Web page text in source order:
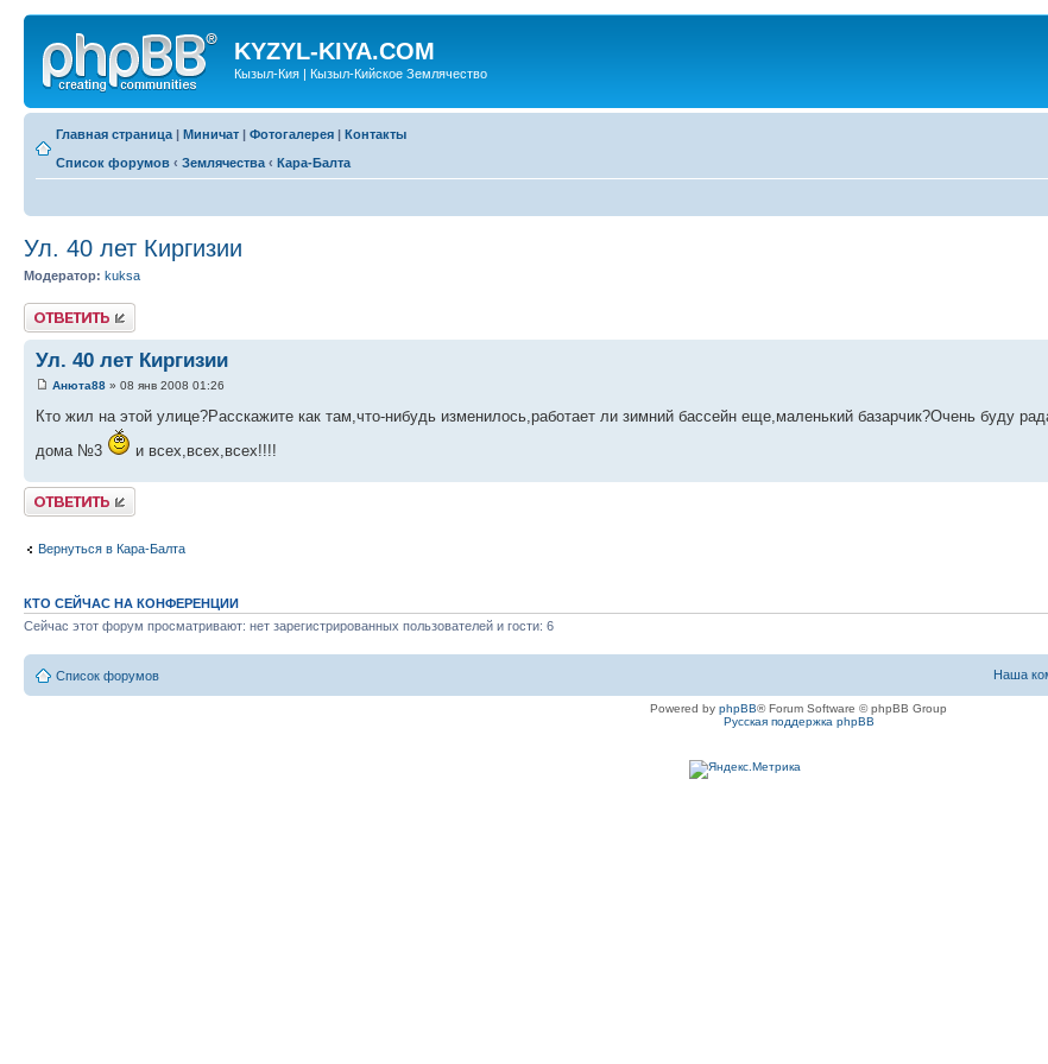
KYZYL-KIYA.COM
Кызыл-Кия | Кызыл-Кийское Землячество
Главная страница | Миничат | Фотогалерея | Контакты
Список форумов ‹ Землячества ‹ Кара-Балта
Ул. 40 лет Киргизии
Модератор: kuksa
Ответить
Ул. 40 лет Киргизии
Анюта88 » 08 янв 2008 01:26
Кто жил на этой улице?Расскажите как там,что-нибудь изменилось,работает ли зимний бассейн еще,маленький базарчик?Очень буду
дома №3
и всех,всех,всех!!!!
Ответить
Вернуться в Кара-Балта
КТО СЕЙЧАС НА КОНФЕРЕНЦИИ
Сейчас этот форум просматривают: нет зарегистрированных пользователей и гости: 6
Список форумов Наша
Powered by phpBB® Forum Software © phpBB Group
Русская поддержка phpBB